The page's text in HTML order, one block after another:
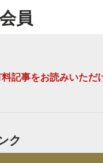
員
記事をお読みいただ
ク